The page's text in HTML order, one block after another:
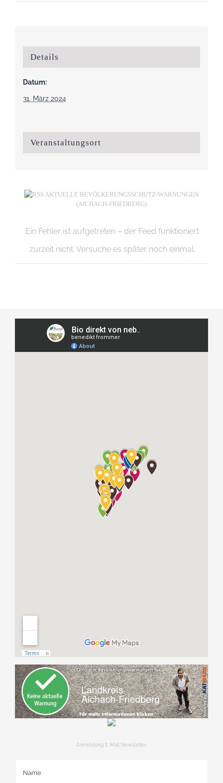
Details
Datum:
31. März 2024
Veranstaltungsort
AKTUELLE BEVÖLKERUNGSSCHUTZ-WARNUNGEN
(AICHACH-FRIEDBERG)
Ein Fehler ist aufgetreten – der Feed funktioniert
zurzeit nicht. Versuche es später noch einmal.
Anmeldung E-Mail Newsletter